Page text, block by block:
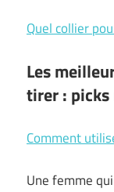
Quel collier
Les
tirer : picks
Comment
Une femme